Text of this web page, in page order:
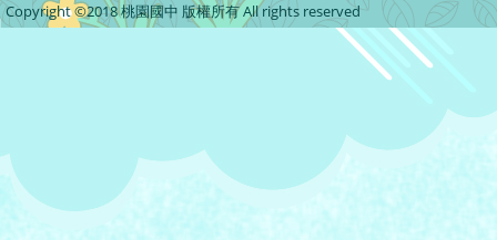
Copyright ©2018 桃園國中 版權所有 All rights reserved